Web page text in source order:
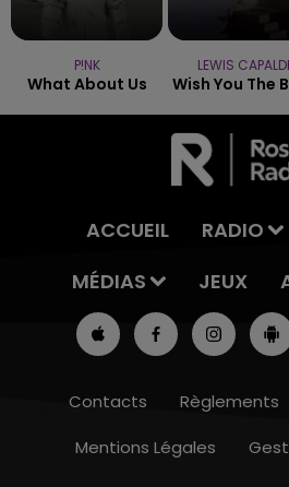
P!NK
What About Us
LEWIS CAPALDI
Wish You The
ACCUEIL RADIO
MÉDIAS
JEUX
Contacts Règlements
Mentions Légales